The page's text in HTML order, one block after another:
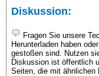
Diskussion:
Fragen Sie unsere
Herunterladen haben
gestoßen sind. Nutzen
Diskussion ist öffentlich
Seiten, die mit ähnlichen